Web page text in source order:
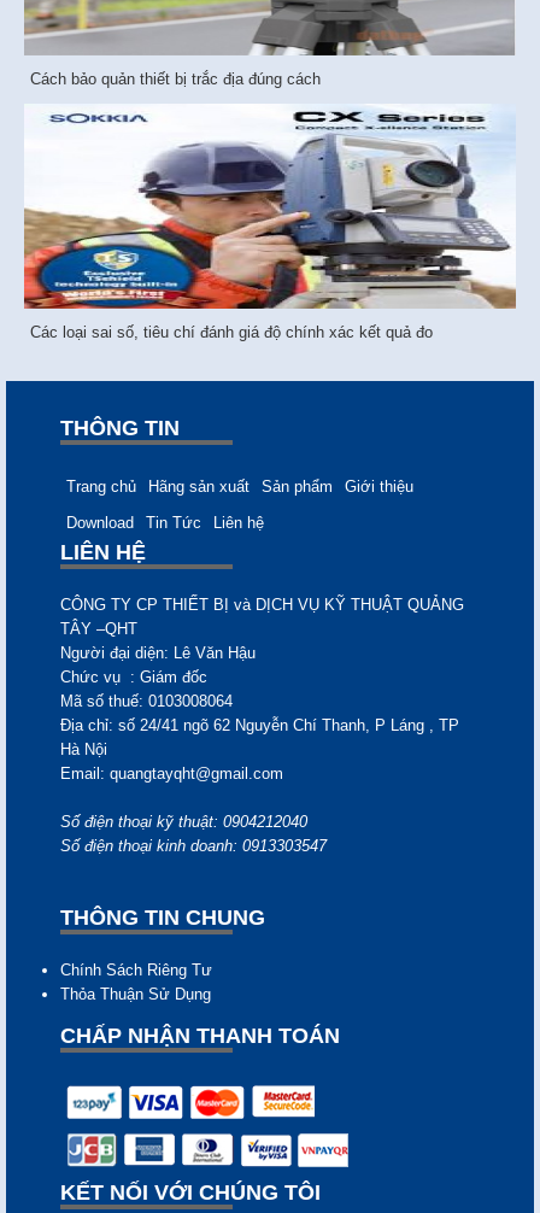
Cách bảo quản thiết bị trắc địa đúng cách
Các loại sai số, tiêu chí đánh giá độ chính xác kết quả đo
THÔNG TIN
Trang chủ Hãng sản xuất Sản phẩm
Giới thiệu
Download
Tin Tức Liên hệ
LIÊN HỆ
CÔNG TY CP THIẾT BỊ và DỊCH VỤ KỸ THUẬT QUẢNG
TÂY –QHT
Người đại diện: Lê Văn Hậu
Chức vụ : Giám đốc
Mã số thuế: 0103008064
Địa chỉ: số 24/41 ngõ 62 Nguyễn Chí Thanh, P Láng , TP
Hà Nội
Email: quangtayqht@gmail.com
Số điện thoại kỹ thuật: 0904212040
Số điện thoại kinh doanh: 0913303547
THÔNG TIN CHUNG
Chính Sách Riêng Tư
Thỏa Thuận Sử Dụng
CHẤP NHẬN THANH TOÁN
KẾT NỐI VỚI CHÚNG TÔI